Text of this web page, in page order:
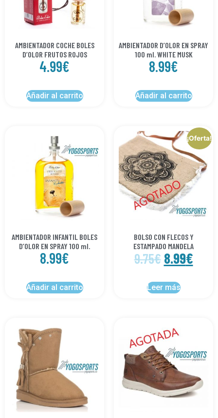
AMBIENTADOR COCHE BOLES
D’OLOR FRUTOS ROJOS
4.99€
Añadir al carrito
AMBIENTADOR D’OLOR EN SPRAY
100 ml. WHITE MUSK
8.99€
Añadir al carrito
AMBIENTADOR INFANTIL BOLES
D’OLOR EN SPRAY 100 ml.
8.99€
Añadir al carrito
¡Oferta!
BOLSO CON FLECOS Y
ESTAMPADO MANDELA
9.75€ 8.99€
Leer más